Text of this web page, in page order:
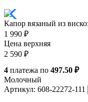
Капор вязаный из
1 990 ₽
Цена верхняя
2 590 ₽
4 платежа по 497.50 ₽
Молочный
Артикул: 608-22272-111